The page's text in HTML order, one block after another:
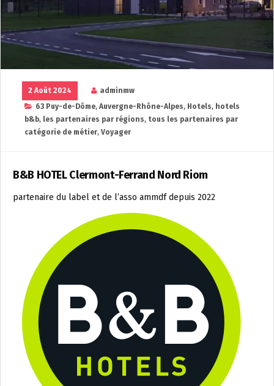
2 Août 2024
adminmw
63 Puy-de-Dôme, Auvergne-Rhône-Alpes, Hotels, hotels
b&b, les partenaires par régions, tous les partenaires par
catégorie de métier, Voyager
B&B HOTEL Clermont-Ferrand Nord Riom
partenaire du label et de l’asso ammdf depuis 2022